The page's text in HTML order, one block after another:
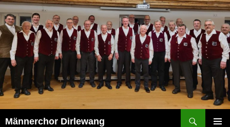
Zum
Inhalt
springen
Männerchor Dirlewang